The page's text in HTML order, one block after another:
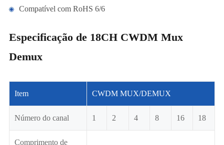
Compatível com RoHS 6/6
Especificação de 18CH CWDM Mux
Demux
Item CWDM MUX/DEMUX
Número do canal 1 2 4 8 16 18
Comprimento de